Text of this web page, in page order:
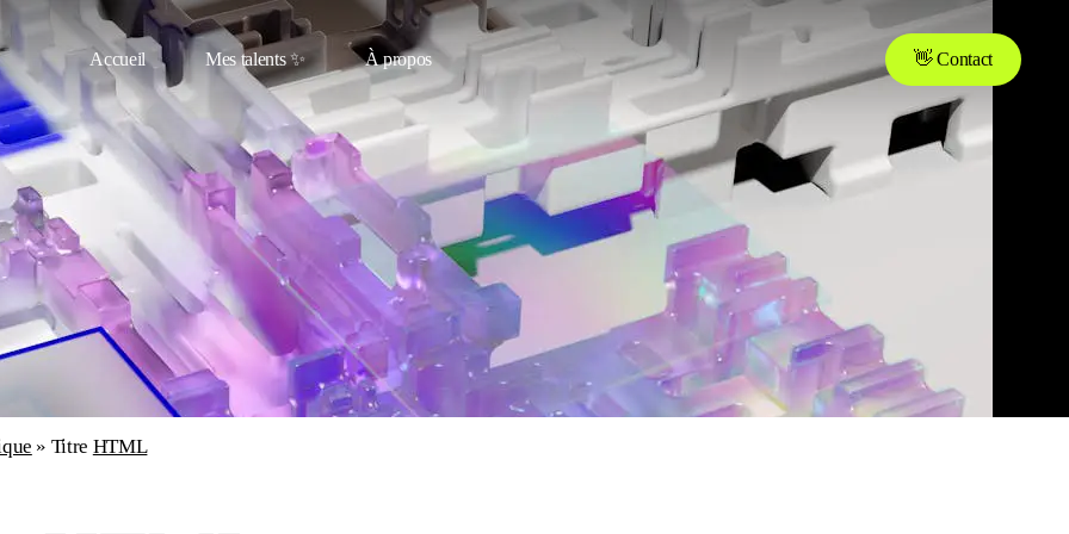
Accueil Mes talents ✨ À propos 👋 Contact
» Titre HTML